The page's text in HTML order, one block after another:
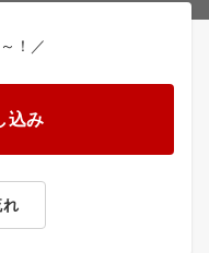
！／
込み
れ